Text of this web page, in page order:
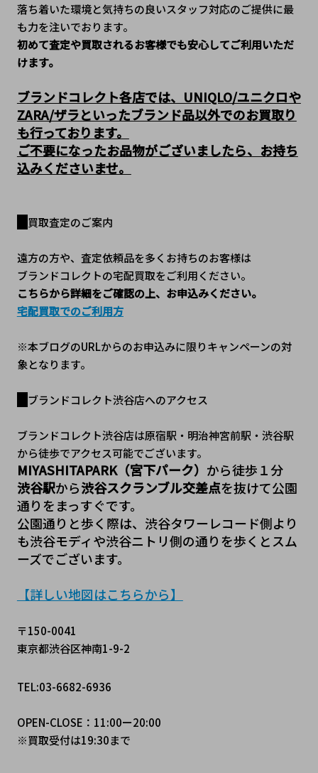
落ち着いた環境と気持ちの良いスタッフ対応のご提供に最
も力を注いでおります。
初めて査定や買取されるお客様でも安心してご利用いただ
けます。
ブランドコレクト各店では、UNIQLO/ユニクロや
ZARA/ザラといったブランド品以外でのお買取り
も行っております。
ご不要になったお品物がございましたら、お持ち
込みくださいませ。
買取査定のご案内
遠方の方や、査定依頼品を多くお持ちのお客様は
ブランドコレクトの宅配買取をご利用ください。
こちらから詳細をご確認の上、お申込みください。
宅配買取でのご利用方
※本ブログのURLからのお申込みに限りキャンペーンの対
象となります。
ブランドコレクト渋谷店へのアクセス
ブランドコレクト渋谷店は原宿駅・明治神宮前駅・渋谷駅
から徒歩でアクセス可能でございます。
MIYASHITAPARK（宮下パーク） から徒歩１分
渋谷駅から渋谷スクランブル交差点を抜けて公園
通りをまっすぐです。
公園通りと歩く際は、渋谷タワーレコード側より
も渋谷モディや渋谷ニトリ側の通りを歩くとスム
ーズでございます。
【詳しい地図はこちらから】
〒150-0041
東京都渋谷区神南1-9-2
TEL:03-6682-6936
OPEN-CLOSE：11:00ー20:00
※買取受付は19:30まで